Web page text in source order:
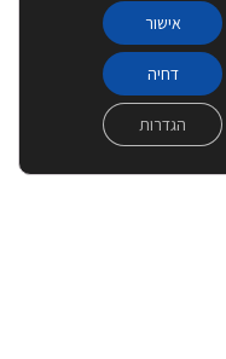
אישור
דחיה
הגדרות